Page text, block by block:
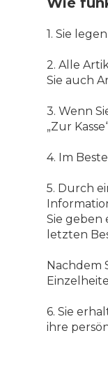
1. Sie
2. Alle
Sie auch
3. Wenn
„Zur
4. Im
5. Durch
Sie geben
letzten
Nachdem
6. Sie
ihre